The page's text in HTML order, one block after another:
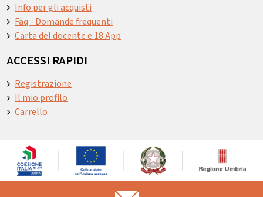
Info per gli acquisti
Faq - Domande frequenti
Carta del docente e 18 App
ACCESSI RAPIDI
Registrazione
Il mio profilo
Carrello